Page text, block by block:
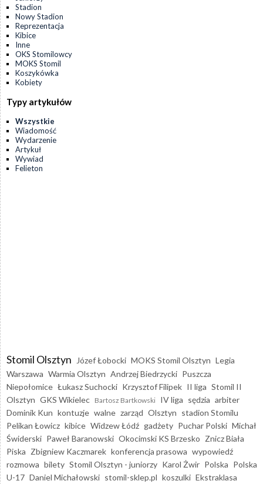
Stadion
Nowy Stadion
Reprezentacja
Kibice
Inne
OKS Stomilowcy
MOKS Stomil
Koszykówka
Kobiety
Typy artykułów
Wszystkie
Wiadomość
Wydarzenie
Artykuł
Wywiad
Felieton
Stomil Olsztyn Józef Łobocki MOKS Stomil Olsztyn Legia
Warszawa Warmia Olsztyn Andrzej Biedrzycki Puszcza
Niepołomice Łukasz Suchocki Krzysztof Filipek II liga Stomil II
Olsztyn GKS Wikielec Bartosz Bartkowski IV liga sędzia arbiter
Dominik Kun kontuzje walne zarząd Olsztyn stadion Stomilu
Pelikan Łowicz kibice Widzew Łódź gadżety Puchar Polski Michał
Świderski Paweł Baranowski Okocimski KS Brzesko Znicz Biała
Piska Zbigniew Kaczmarek konferencja prasowa wypowiedź
rozmowa bilety Stomil Olsztyn - juniorzy Karol Żwir Polska Polska
U-17 Daniel Michałowski stomil-sklep.pl koszulki Ekstraklasa